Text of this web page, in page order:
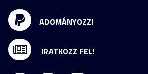
ADOMÁNYOZZ!
IRATKOZZ FEL!